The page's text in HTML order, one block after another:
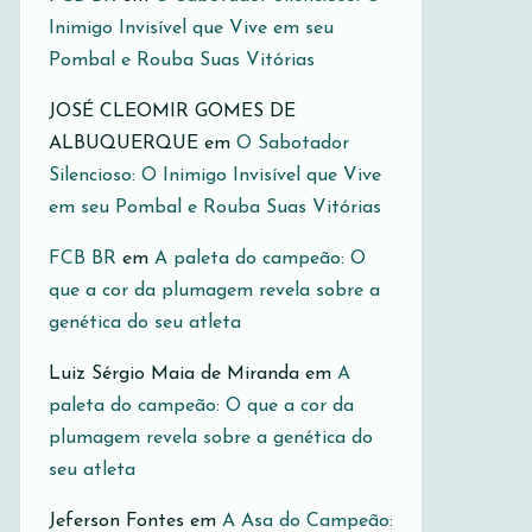
Inimigo Invisível que Vive em seu
Pombal e Rouba Suas Vitórias
JOSÉ CLEOMIR GOMES DE
ALBUQUERQUE em O Sabotador
Silencioso: O Inimigo Invisível que Vive
em seu Pombal e Rouba Suas Vitórias
FCB BR em A paleta do campeão: O
que a cor da plumagem revela sobre a
genética do seu atleta
Luiz Sérgio Maia de Miranda em A
paleta do campeão: O que a cor da
plumagem revela sobre a genética do
seu atleta
Jeferson Fontes em A Asa do Campeão: